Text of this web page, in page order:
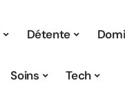
Détente
Soins Tech